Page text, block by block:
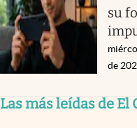
su
de
Las más leídas de El